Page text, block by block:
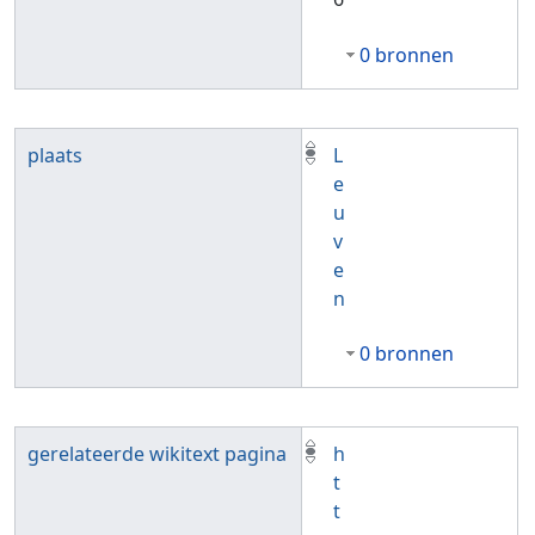
0 bronnen
plaats
L
e
u
v
e
n
0 bronnen
gerelateerde wikitext pagina
h
t
t